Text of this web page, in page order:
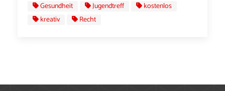
Gesundheit
Jugendtreff
kostenlos
kreativ
Recht